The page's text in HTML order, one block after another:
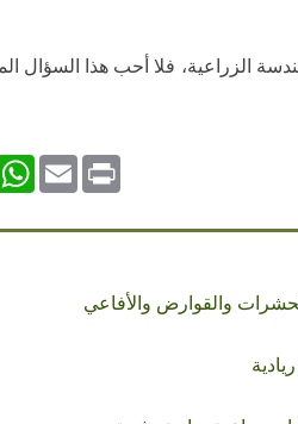
الزراعية، فلا أحب هذا السؤال
EmailPrint
والقوارض والأفاعي